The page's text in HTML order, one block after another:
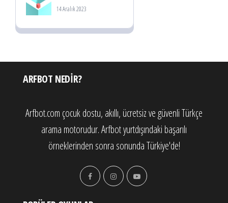
14 Aralık 2023
ARFBOT NEDIR?
Arfbot.com çocuk dostu, akıllı, ücretsiz ve güvenli Türkçe
arama motorudur. Arfbot yurtdışındaki başarılı
örneklerinden sonra sonunda Türkiye'de!